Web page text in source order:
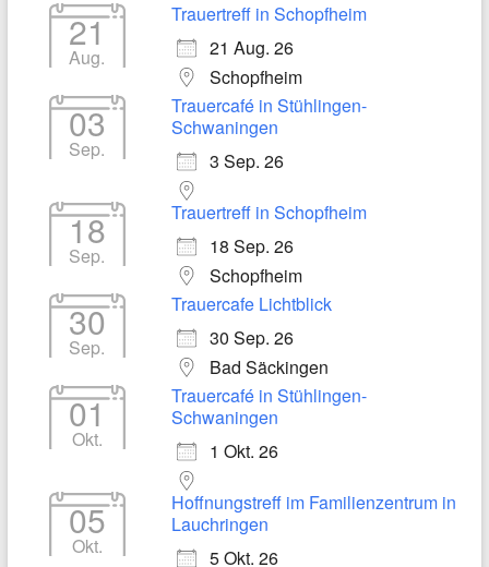
21
Aug.
Trauertreff in Schopfheim
21 Aug. 26
Schopfheim
03
Sep.
Trauercafé in Stühlingen-
Schwaningen
3 Sep. 26
18
Sep.
Trauertreff in Schopfheim
18 Sep. 26
Schopfheim
30
Sep.
Trauercafe Lichtblick
30 Sep. 26
Bad Säckingen
01
Okt.
Trauercafé in Stühlingen-
Schwaningen
1 Okt. 26
05
Okt.
Hoffnungstreff im Familienzentrum in
Lauchringen
5 Okt. 26